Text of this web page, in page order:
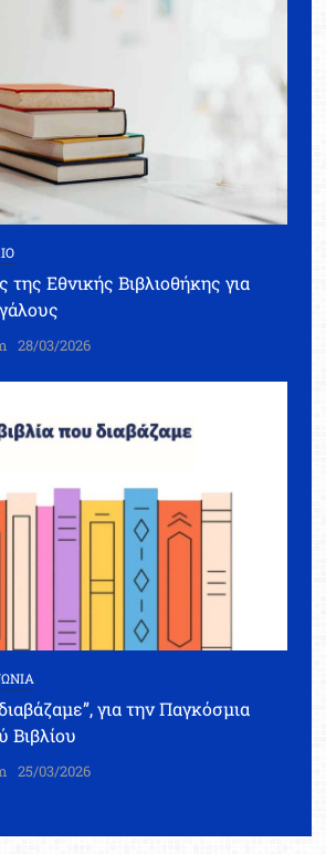
της Εθνικής Βιβλιοθήκης για
28/03/2026
για την Παγκόσμια
Βιβλίου
25/03/2026